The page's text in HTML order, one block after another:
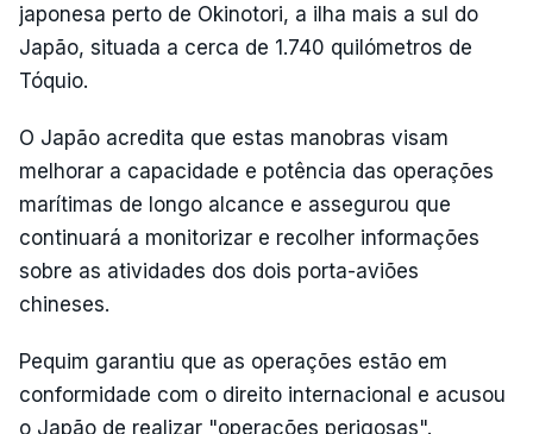
japonesa perto de Okinotori, a ilha mais a sul do
Japão, situada a cerca de 1.740 quilómetros de
Tóquio.
O Japão acredita que estas manobras visam
melhorar a capacidade e potência das operações
marítimas de longo alcance e assegurou que
continuará a monitorizar e recolher informações
sobre as atividades dos dois porta-aviões
chineses.
Pequim garantiu que as operações estão em
conformidade com o direito internacional e acusou
o Japão de realizar "operações perigosas".